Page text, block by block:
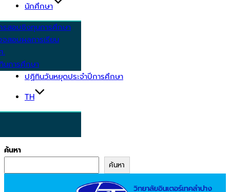
นักศึกษา
รสอบชิงทุนการศึกษา
สอบผลการเรียน
.
นการศึกษา
ปฏิทินวันหยุดประจำปีการศึกษา
TH
ค้นหา
ค้นหา